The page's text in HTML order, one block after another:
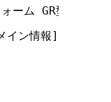
ォーム GR型(
ン情報]